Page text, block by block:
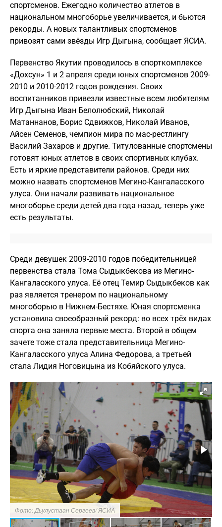
спортсменов. Ежегодно количество атлетов в
национальном многоборье увеличивается, и бьются
рекорды. А новых талантливых спортсменов
привозят сами звёзды Игр Дыгына, сообщает ЯСИА.
Первенство Якутии проводилось в спорткомплексе
«Дохсун» 1 и 2 апреля среди юных спортсменов 2009-
2010 и 2010-2012 годов рождения. Своих
воспитанников привезли известные всем любителям
Игр Дыгына Иван Белолюбский, Николай
Матаннанов, Борис Сдвижков, Николай Иванов,
Айсен Семенов, чемпион мира по мас-рестлингу
Василий Захаров и другие. Титулованные спортсмены
готовят юных атлетов в своих спортивных клубах.
Есть и яркие представители районов. Среди них
можно назвать спортсменов Мегино-Кангаласского
улуса. Они начали развивать национальное
многоборье среди детей два года назад, теперь уже
есть результаты.
Среди девушек 2009-2010 годов победительницей
первенства стала Тома Сыдыкбекова из Мегино-
Кангаласского улуса. Её отец Темир Сыдыкбеков как
раз является тренером по национальному
многоборью в Нижнем-Бестяхе. Юная спортсменка
установила своеобразный рекорд: во всех трёх видах
спорта она заняла первые места. Второй в общем
зачете тоже стала представительница Мегино-
Кангаласского улуса Алина Федорова, а третьей
стала Лидия Ноговицына из Кобяйского улуса.
Фото: Дьулустаан Сергеев/ ЯСИА